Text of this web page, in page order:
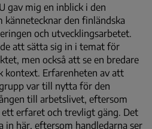
gav mig en inblick i den
kännetecknar den finländska
och utvecklingsarbetet.
att sätta sig in i temat för
men också att se en bredare
kontext. Erfarenheten av att
var till nytta för den
till arbetslivet, eftersom
ett erfaret och trevligt gäng. Det
in här, eftersom handledarna ser